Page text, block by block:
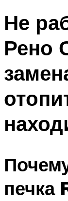
Не
Рено
печка